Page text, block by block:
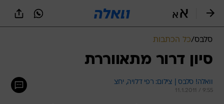
סלבס/כל הכתבות
סיון דרור מתאווררת
וואלה! סלבס | צילום: רפי דלויה, יחצ
11.1.2011 / 9:55